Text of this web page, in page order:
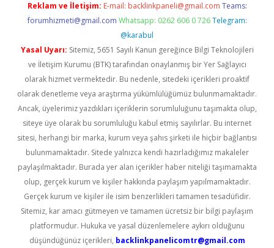
Reklam ve İletişim: E-mail: backlinkpaneli@gmail.com Teams:
forumhizmeti@gmail.com Whatsapp: 0262 606 0 726 Telegram:
@karabul
Yasal Uyarı: Sitemiz, 5651 Sayılı Kanun gereğince Bilgi Teknolojileri
ve İletişim Kurumu (BTK) tarafından onaylanmış bir Yer Sağlayıcı
olarak hizmet vermektedir. Bu nedenle, sitedeki içerikleri proaktif
olarak denetleme veya araştırma yükümlülüğümüz bulunmamaktadır.
Ancak, üyelerimiz yazdıkları içeriklerin sorumluluğunu taşımakta olup,
siteye üye olarak bu sorumluluğu kabul etmiş sayılırlar. Bu internet
sitesi, herhangi bir marka, kurum veya şahıs şirketi ile hiçbir bağlantısı
bulunmamaktadır. Sitede yalnızca kendi hazırladığımız makaleler
paylaşılmaktadır. Burada yer alan içerikler haber niteliği taşımamakta
olup, gerçek kurum ve kişiler hakkında paylaşım yapılmamaktadır.
Gerçek kurum ve kişiler ile isim benzerlikleri tamamen tesadüfidir.
Sitemiz, kar amacı gütmeyen ve tamamen ücretsiz bir bilgi paylaşım
platformudur. Hukuka ve yasal düzenlemelere aykırı olduğunu
düşündüğünüz içerikleri, backlinkpanelicomtr@gmail.com